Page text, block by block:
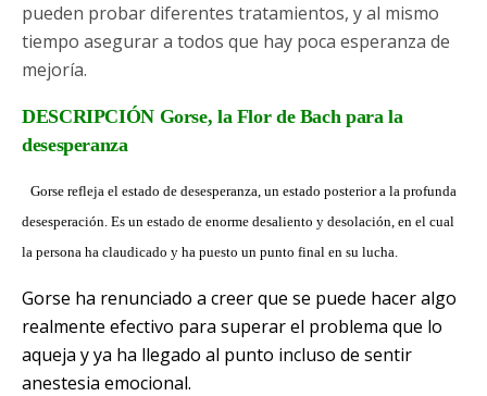
pueden probar diferentes tratamientos, y al mismo
tiempo asegurar a todos que hay poca esperanza de
mejoría.
DESCRIPCIÓN Gorse, la Flor de Bach para la
desesperanza
Gorse refleja el estado de desesperanza, un estado posterior a la profunda
desesperación. Es un estado de enorme desaliento y desolación, en el cual
la persona ha claudicado y ha puesto un punto final en su lucha.
Gorse ha renunciado a creer que se puede hacer algo
realmente efectivo para superar el problema que lo
aqueja y ya ha llegado al punto incluso de sentir
anestesia emocional.